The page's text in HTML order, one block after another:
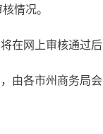
情况。
在网上审核通过
由各市州商务局